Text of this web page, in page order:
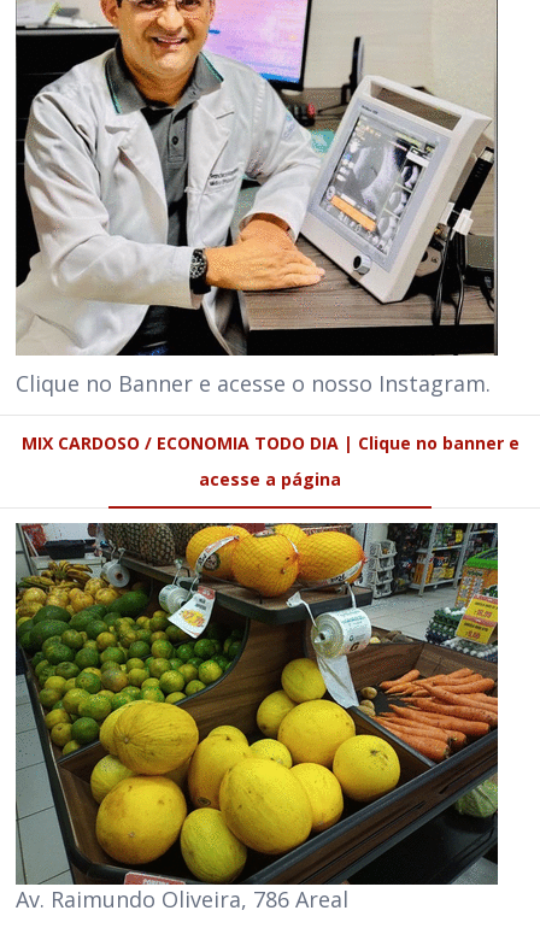
Clique no Banner e acesse o nosso Instagram.
MIX CARDOSO / ECONOMIA TODO DIA | Clique no banner e
acesse a página
Av. Raimundo Oliveira, 786 Areal